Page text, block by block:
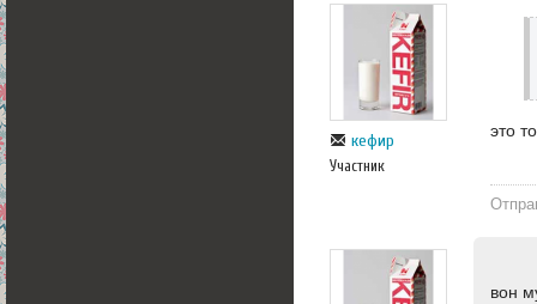
кефир
Участник
это
вон